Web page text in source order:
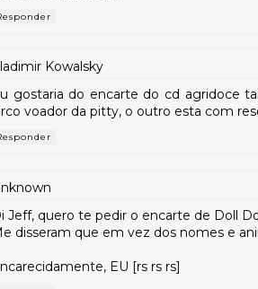
Kowalsky
gostaria do encarte do cd agridoce
voador da pitty, o outro esta com
Jeff, quero te pedir o encarte de Doll
disseram que em vez dos nomes e
EU [rs rs rs]